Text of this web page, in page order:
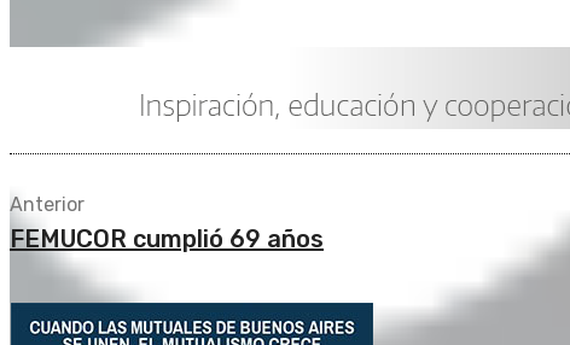
Anterior
FEMUCOR cumplió 69 años